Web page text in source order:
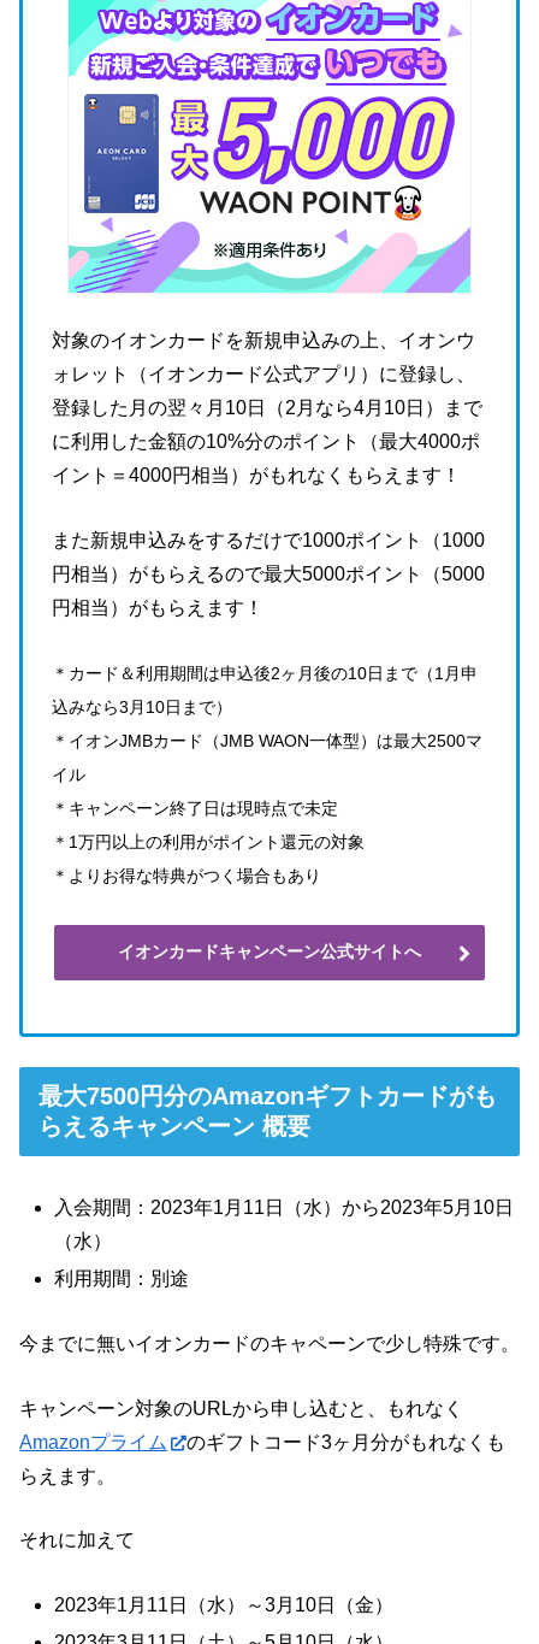
対象のイオンカードを新規申込みの上、イオンウ
ォレット（イオンカード公式アプリ）に登録し、
登録した月の翌々月10日（2月なら4月10日）まで
に利用した金額の10%分のポイント（最大4000ポ
イント＝4000円相当）がもれなくもらえます！
また新規申込みをするだけで1000ポイント（1000
円相当）がもらえるので最大5000ポイント（5000
円相当）がもらえます！
＊カード＆利用期間は申込後2ヶ月後の10日まで（1月申
込みなら3月10日まで）
＊イオンJMBカード（JMB WAON一体型）は最大2500マ
イル
＊キャンペーン終了日は現時点で未定
＊1万円以上の利用がポイント還元の対象
＊よりお得な特典がつく場合もあり
イオンカードキャンペーン公式サイトへ
最大7500円分のAmazonギフトカードがも
らえるキャンペーン 概要
入会期間：2023年1月11日（水）から2023年5月10日
（水）
利用期間：別途
今までに無いイオンカードのキャペーンで少し特殊です。
キャンペーン対象のURLから申し込むと、もれなく
Amazonプライム
のギフトコード3ヶ月分がもれなくも
らえます。
それに加えて
2023年1月11日（水）～3月10日（金）